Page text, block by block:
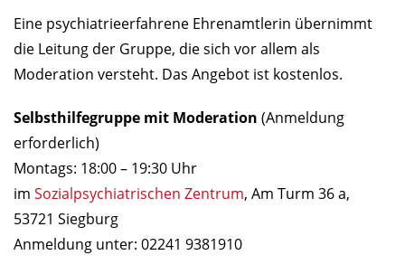
Eine psychiatrieerfahrene Ehrenamtlerin übernimmt
die Leitung der Gruppe, die sich vor allem als
Moderation versteht. Das Angebot ist kostenlos.
Selbsthilfegruppe mit Moderation (Anmeldung
erforderlich)
Montags: 18:00 – 19:30 Uhr
im Sozialpsychiatrischen Zentrum, Am Turm 36 a,
53721 Siegburg
Anmeldung unter: 02241 9381910